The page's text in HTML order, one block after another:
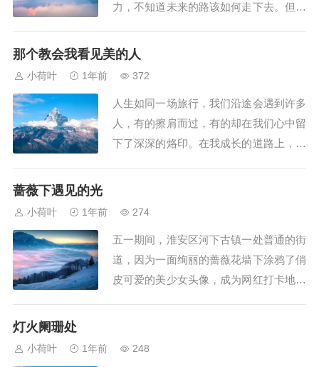
力，不知道未来的路该如何走下去。但总
中，给予我们力量，指引我们方向，教会
父亲是一名普通的工人，每天早出晚归，
辛勤工作，为了...
那个教会我看见美的人
小荷叶 1年前 372
人生如同一场旅行，我们沿途会遇到许多
人，有的擦肩而过，有的却在我们心中留
下了深深的烙印。在我成长的道路上，有
中学的大门。那时的我，对艺术几乎一无
所知，更别提欣...
蔷薇下遇见的光
小荷叶 1年前 274
五一期间，淮安区河下古镇一处普通的街
道，因为一面绚丽的蔷薇花墙下涂鸦了俏
皮可爱的美少女头像，成为网红打卡地。
灯火阑珊处
小荷叶 1年前 248